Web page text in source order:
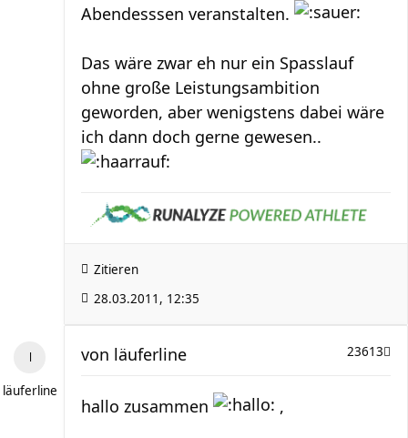
Abendesssen veranstalten.
Das wäre zwar eh nur ein Spasslauf
ohne große Leistungsambition
geworden, aber wenigstens dabei wäre
ich dann doch gerne gewesen..
Zitieren
28.03.2011, 12:35
läuferline
23613
von läuferline
hallo zusammen ,